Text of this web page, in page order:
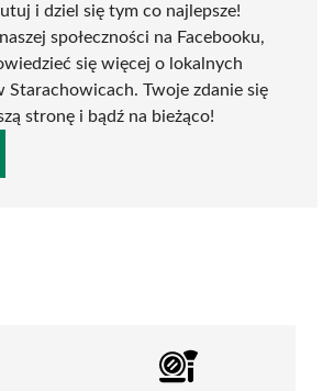
i dziel się tym co najlepsze!
społeczności na Facebooku,
się więcej o lokalnych
Starachowicach. Twoje zdanie się
stronę i bądź na bieżąco!